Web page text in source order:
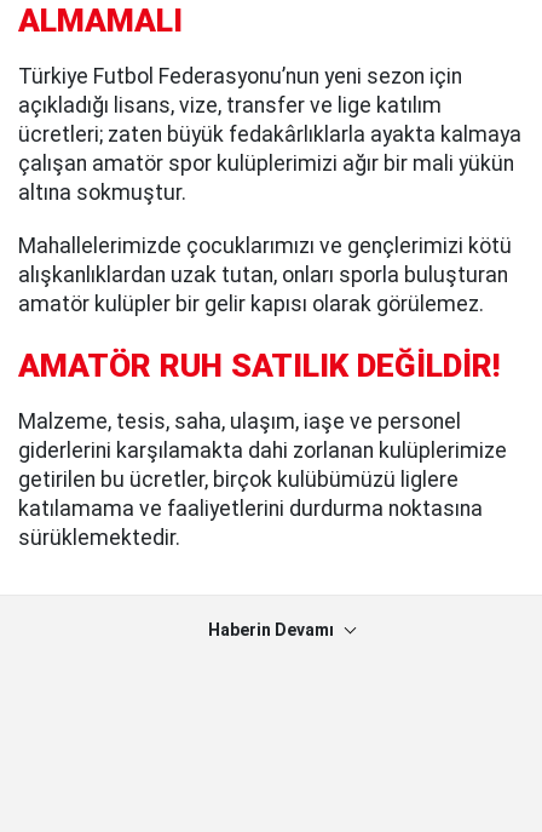
ALMAMALI
Türkiye Futbol Federasyonu’nun yeni sezon için
açıkladığı lisans, vize, transfer ve lige katılım
ücretleri; zaten büyük fedakârlıklarla ayakta kalmaya
çalışan amatör spor kulüplerimizi ağır bir mali yükün
altına sokmuştur.
Mahallelerimizde çocuklarımızı ve gençlerimizi kötü
alışkanlıklardan uzak tutan, onları sporla buluşturan
amatör kulüpler bir gelir kapısı olarak görülemez.
AMATÖR RUH SATILIK DEĞİLDİR!
Malzeme, tesis, saha, ulaşım, iaşe ve personel
giderlerini karşılamakta dahi zorlanan kulüplerimize
getirilen bu ücretler, birçok kulübümüzü liglere
katılamama ve faaliyetlerini durdurma noktasına
sürüklemektedir.
Haberin Devamı